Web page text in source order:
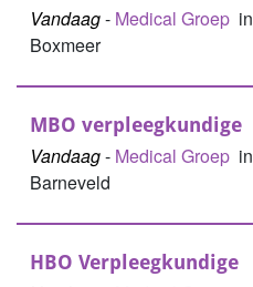
Vandaag- Medical Groep in
Boxmeer
MBO verpleegkundige
Vandaag- Medical Groep in
Barneveld
HBO Verpleegkundige